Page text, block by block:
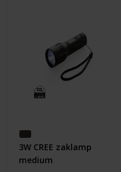
3W CREE zaklamp
medium